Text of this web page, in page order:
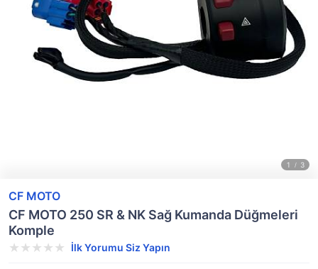
CF MOTO
CF MOTO 250 SR & NK Sağ Kumanda Düğmeleri
Komple
İlk Yorumu Siz Yapın